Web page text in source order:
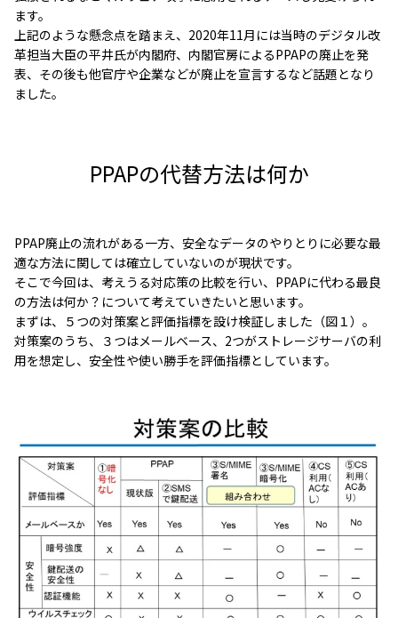
ます。
上記のような懸念点を踏まえ、2020年11月には当時のデジタル改
革担当大臣の平井氏が内閣府、内閣官房によるPPAPの廃止を発
表、その後も他官庁や企業などが廃止を宣言するなど話題となり
ました。
PPAPの代替方法は何か
PPAP廃止の流れがある一方、安全なデータのやりとりに必要な最
適な方法に関しては確立していないのが現状です。
そこで今回は、考えうる対応策の比較を行い、PPAPに代わる最良
の方法は何か？について考えていきたいと思います。
まずは、５つの対策案と評価指標を設け検証しました（図１）。
対策案のうち、３つはメールベース、2つがストレージサーバの利
用を想定し、安全性や使い勝手を評価指標としています。